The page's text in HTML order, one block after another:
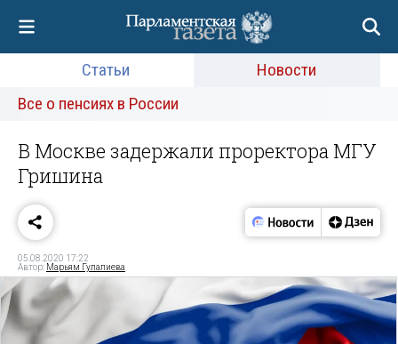
Статьи
Новости
Все о пенсиях в России
В Москве задержали проректора МГУ
Гришина
05.08.2020 17:22
Автор: Марьям Гулалиева